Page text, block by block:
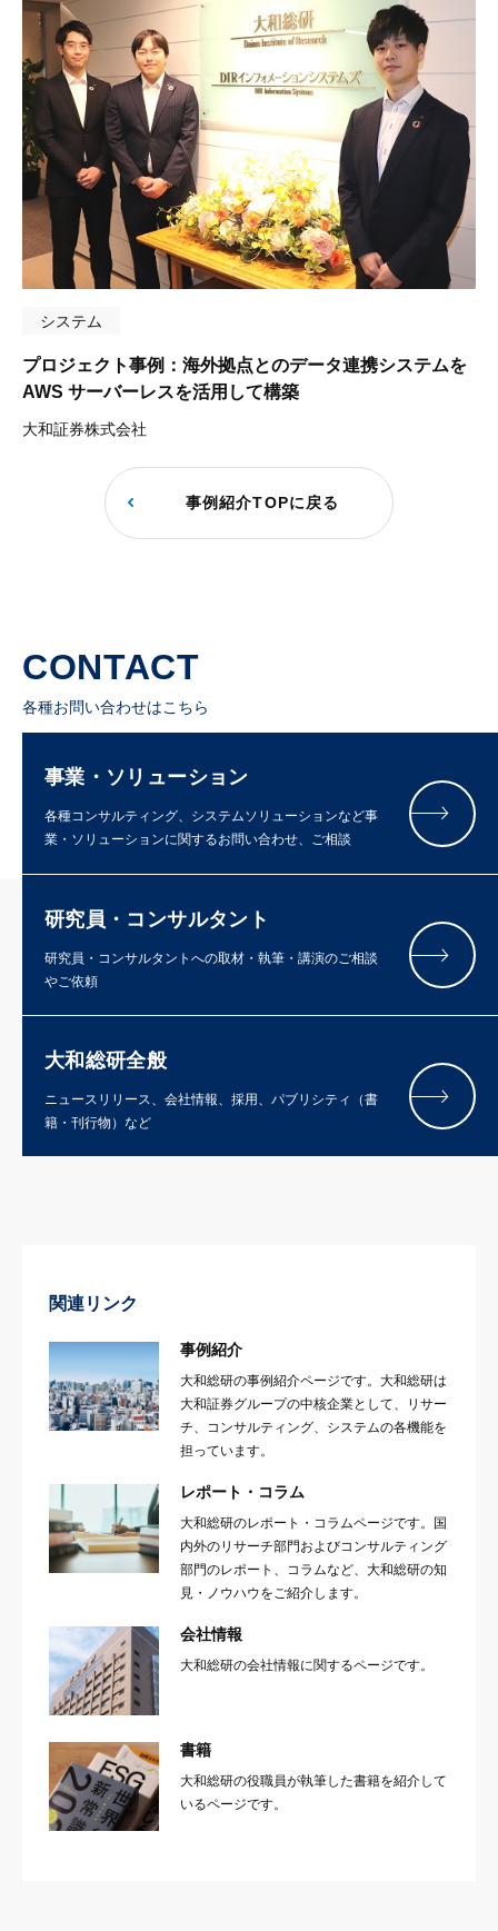
システム
プロジェクト事例：海外拠点とのデータ連携システムを
AWS サーバーレスを活用して構築
大和証券株式会社
事例紹介TOPに戻る
CONTACT
各種お問い合わせはこちら
事業・ソリューション
各種コンサルティング、システムソリューションなど事
業・ソリューションに関するお問い合わせ、ご相談
研究員・コンサルタント
研究員・コンサルタントへの取材・執筆・講演のご相談
やご依頼
大和総研全般
ニュースリリース、会社情報、採用、パブリシティ（書
籍・刊行物）など
関連リンク
事例紹介
大和総研の事例紹介ページです。大和総研は
大和証券グループの中核企業として、リサー
チ、コンサルティング、システムの各機能を
担っています。
レポート・コラム
大和総研のレポート・コラムページです。国
内外のリサーチ部門およびコンサルティング
部門のレポート、コラムなど、大和総研の知
見・ノウハウをご紹介します。
会社情報
大和総研の会社情報に関するページです。
書籍
大和総研の役職員が執筆した書籍を紹介して
いるページです。